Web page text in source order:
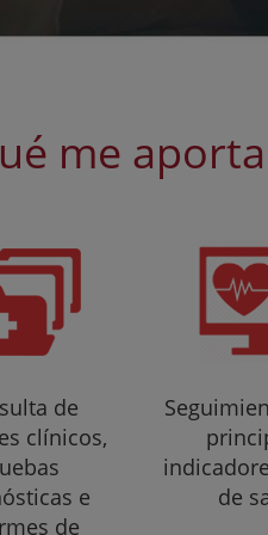
me
de
clínicos,
e
de
de